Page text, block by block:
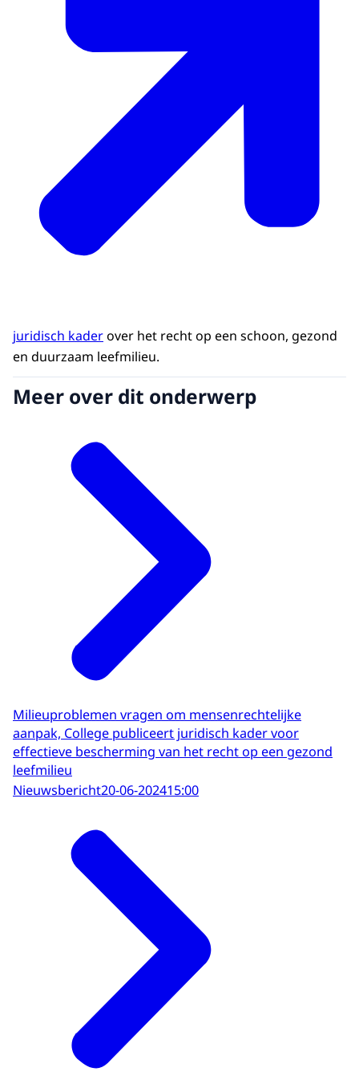
juridisch kaderover het recht op een schoon, gezond
en duurzaam leefmilieu.
Meer over dit onderwerp
Milieuproblemen vragen om mensenrechtelijke
aanpak, College publiceert juridisch kader voor
effectieve bescherming van het recht op een gezond
leefmilieu
Nieuwsbericht20-06-202415:00